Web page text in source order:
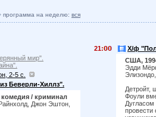
программа на неделю: вся
мир".
2-5 с.
Беверли-Хиллз".
/ криминал
Джон Эштон,
21:
Х/ф
США,
Эдди
Детройт,
Фоули
провести